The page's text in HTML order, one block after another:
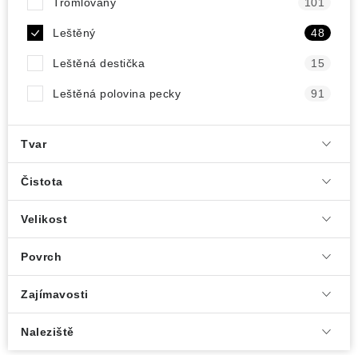
Leštěný 48
Leštěná destička 15
Leštěná polovina pecky 91
Tvar
Čistota
Velikost
Povrch
Zajímavosti
Naleziště